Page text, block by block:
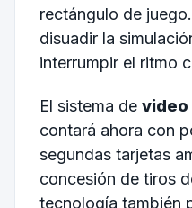
rectángulo de
disuadir la
interrumpir el ritmo
El sistema de video
contará ahora con
segundas tarjetas
concesión de tiros
tecnología también